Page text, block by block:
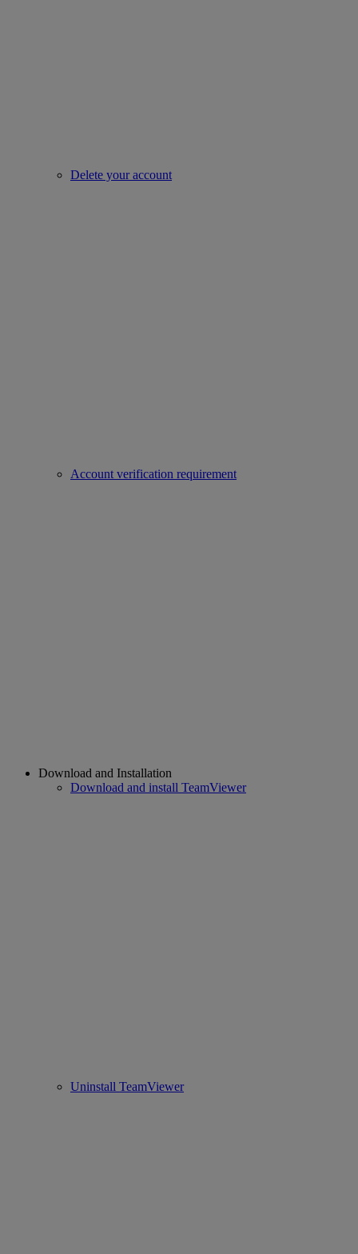
Delete your account
Account verification requirement
Download and Installation
Download and install TeamViewer
Uninstall TeamViewer